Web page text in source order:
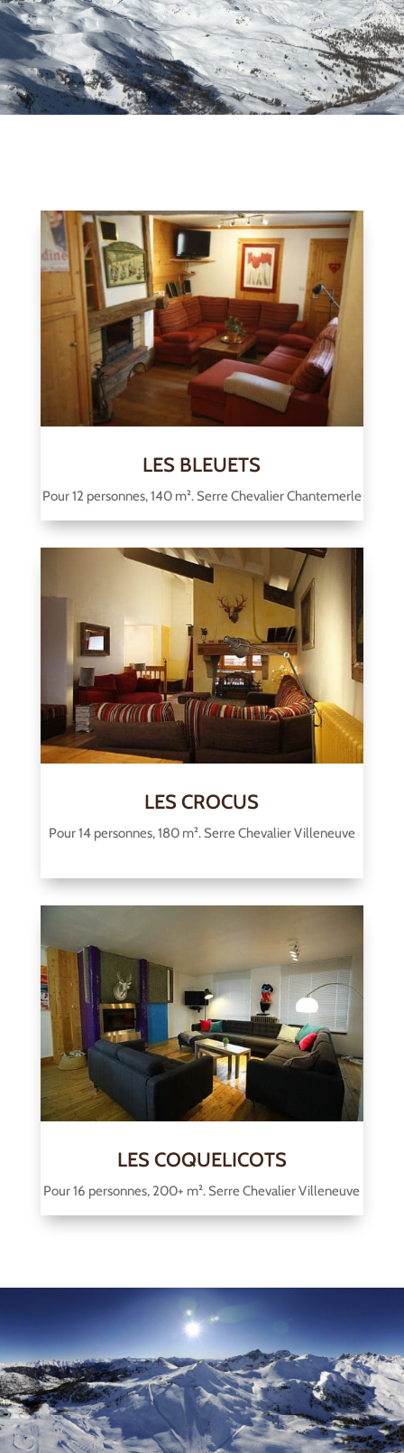
LES BLEUETS
Pour 12 personnes, 140 m². Serre Chevalier Chantemerle
LES CROCUS
Pour 14 personnes, 180 m². Serre Chevalier Villeneuve
LES COQUELICOTS
Pour 16 personnes, 200+ m². Serre Chevalier Villeneuve